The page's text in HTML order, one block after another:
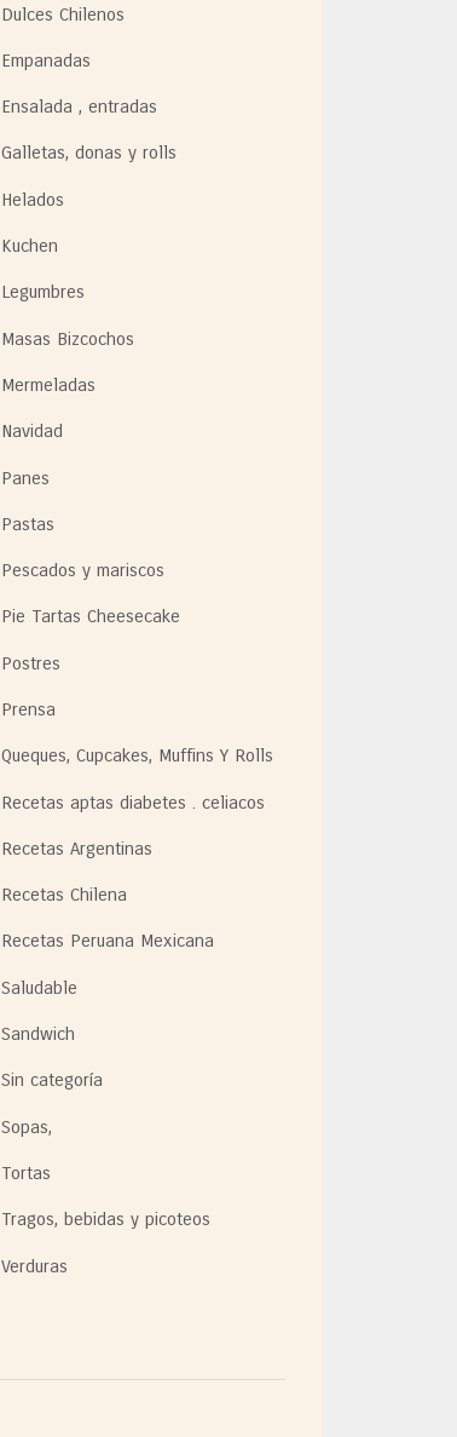
Dulces Chilenos
Empanadas
Ensalada , entradas
Galletas, donas y rolls
Helados
Kuchen
Legumbres
Masas Bizcochos
Mermeladas
Navidad
Panes
Pastas
Pescados y mariscos
Pie Tartas Cheesecake
Postres
Prensa
Queques, Cupcakes, Muffins Y Rolls
Recetas aptas diabetes . celiacos
Recetas Argentinas
Recetas Chilena
Recetas Peruana Mexicana
Saludable
Sandwich
Sin categoría
Sopas,
Tortas
Tragos, bebidas y picoteos
Verduras